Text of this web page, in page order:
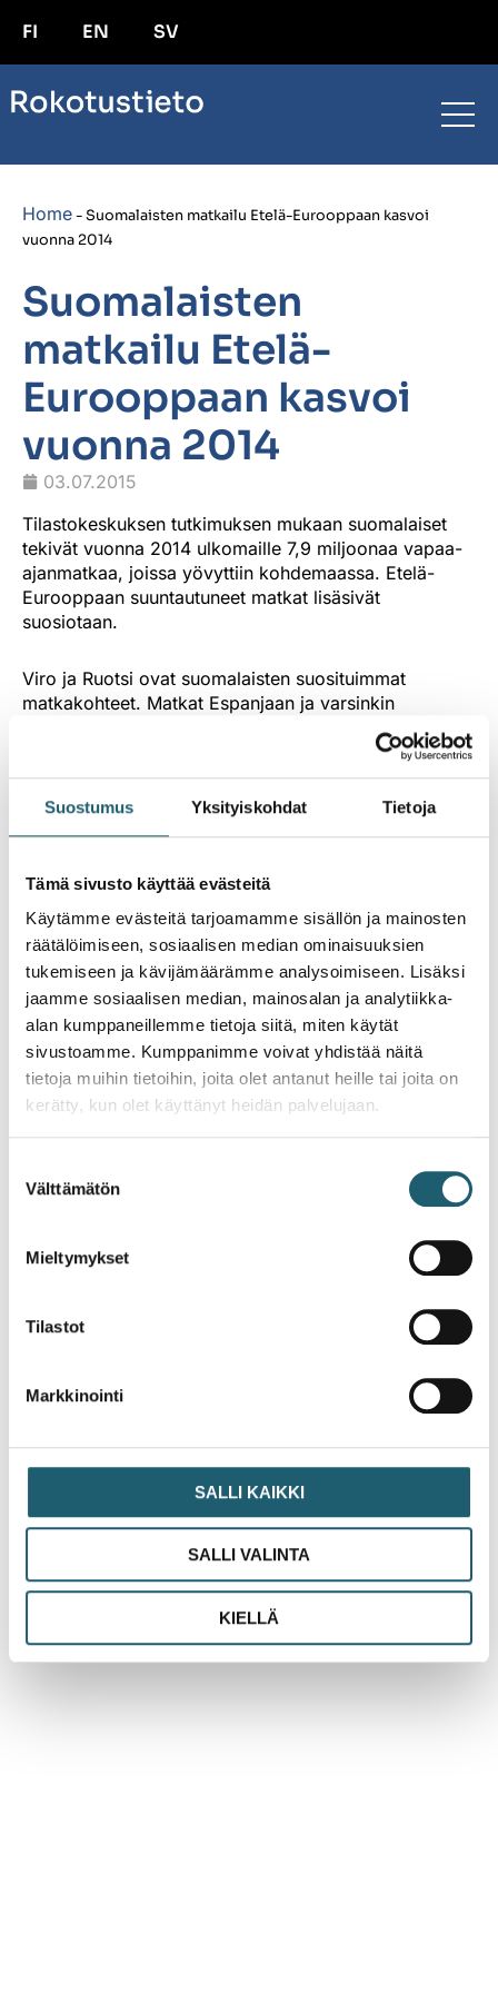
Suostumus Yksityiskohdat Tietoja
Tämä sivusto käyttää evästeitä
Käytämme evästeitä tarjoamamme sisällön ja mainosten
räätälöimiseen, sosiaalisen median ominaisuuksien
tukemiseen ja kävijämäärämme analysoimiseen. Lisäksi
jaamme sosiaalisen median, mainosalan ja analytiikka-
alan kumppaneillemme tietoja siitä, miten käytät
sivustoamme. Kumppanimme voivat yhdistää näitä
tietoja muihin tietoihin, joita olet antanut heille tai joita on
kerätty, kun olet käyttänyt heidän palvelujaan.
valinta
Välttämätön
Mieltymykset
Tilastot
Markkinointi
SALLI KAIKKI
SALLI VALINTA
KIELLÄ
FI EN SV
Home-Suomalaisten matkailu Etelä-Eurooppaan kasvoi
vuonna 2014
Suomalaisten
matkailu Etelä-
Eurooppaan kasvoi
vuonna 2014
03.07.2015
Tilastokeskuksen tutkimuksen mukaan suomalaiset
tekivät vuonna 2014 ulkomaille 7,9 miljoonaa vapaa-
ajanmatkaa, joissa yövyttiin kohdemaassa. Etelä-
Eurooppaan suuntautuneet matkat lisäsivät
suosiotaan.
Viro ja Ruotsi ovat suomalaisten suosituimmat
matkakohteet. Matkat Espanjaan ja varsinkin
Kanariansaarille lisääntyivät. Suomalaiset matkustivat
enenevässä määrin myös Italiaan ja Kreikkaan.
Matkailijan tärkeimmät rokotukset ovat samat
perusrokotukset, jotka on syytä olla voimassa
kurkkumätä-, polio- ja MPR-rokotukset sekä
sikotauti ja vihurirokko. Lähialueillekin matkustaville
suositellaan myös hepatiitti A -rokotusta ja
influenssarokotetta. Puutiaisaivokuumetta esiintyy
yleisesti mm. Ruotsin saaristossa.Lue lisää
matkustajan rokotuksista
Lähde: Tilastokeskus
Ajankohtaista
HPV-rokotuskattavuus on Suomessa muita
Pohjoismaita matalampi